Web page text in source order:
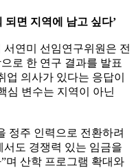
되면 지역에 남고 싶다’
연미 선임연구위원은 전
로 한 연구 결과를 발표
업 의사가 있다는 응답이
심 변수는 지역이 아닌
정주 인력으로 전환하려
도 경쟁력 있는 임금을
며 산학 프로그램 확대와